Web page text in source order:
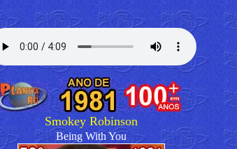
Smokey Robinson
Being With You